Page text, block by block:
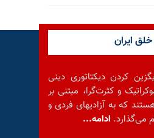
ایران
کردن دیکتاتوری دینی
و کثرت‌گرا، مبتنی بر
که به آزادیهای فردی و
می‌گذارد. ادامه...